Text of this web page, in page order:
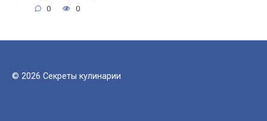
0 0
© 2026 Секреты кулинарии